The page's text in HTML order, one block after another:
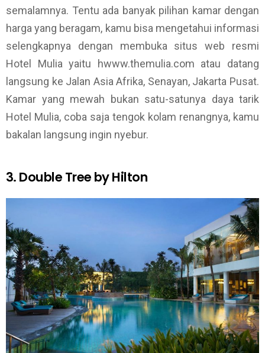
semalamnya. Tentu ada banyak pilihan kamar dengan
harga yang beragam, kamu bisa mengetahui informasi
selengkapnya dengan membuka situs web resmi
Hotel Mulia yaitu hwww.themulia.com atau datang
langsung ke Jalan Asia Afrika, Senayan, Jakarta Pusat.
Kamar yang mewah bukan satu-satunya daya tarik
Hotel Mulia, coba saja tengok kolam renangnya, kamu
bakalan langsung ingin nyebur.
3. Double Tree by Hilton